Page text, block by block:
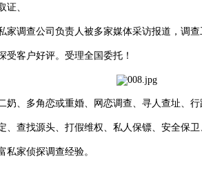
证、
调查公司负责人被多家媒体采访报道，调查
客户好评。受理全国委托！
、多角恋或重婚、网恋调查、寻人查址、
查找源头、打假维权、私人保镖、安全保卫
家侦探调查经验。